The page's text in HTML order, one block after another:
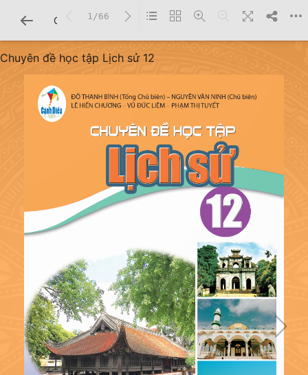
CHI TIẾT SÁCH
Chuyên đề học tập Lịch sử 12
1/66